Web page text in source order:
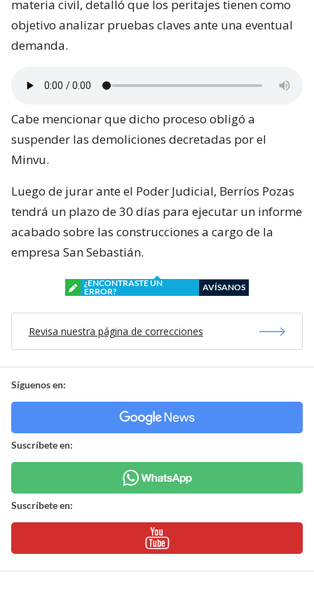
materia civil, detalló que los peritajes tienen como
objetivo analizar pruebas claves ante una eventual
demanda.
Cabe mencionar que dicho proceso obligó a
suspender las demoliciones decretadas por el
Minvu.
Luego de jurar ante el Poder Judicial, Berríos Pozas
tendrá un plazo de 30 días para ejecutar un informe
acabado sobre las construcciones a cargo de la
empresa San Sebastián.
¿ENCONTRASTE UN
ERROR?
AVÍSANOS
Revisa nuestra página de correcciones
Síguenos en:
Suscríbete en:
Suscríbete en: